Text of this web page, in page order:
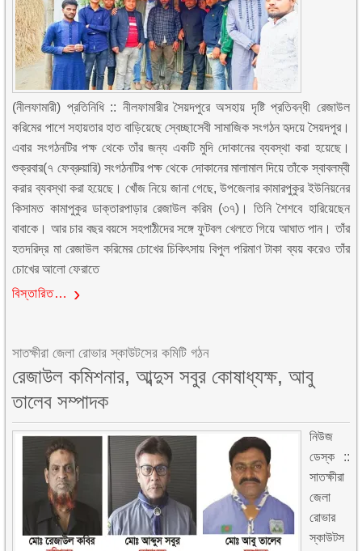
(নীলফামারী) প্রতিনিধি :: নীলফামারীর সৈয়দপুরে অসহায় দৃষ্টি প্রতিবন্ধী রেজাউল
করিমের পাশে সহায়তার হাত বাড়িয়েছে স্বেচ্ছাসেবী সামাজিক সংগঠন হৃদয়ে সৈয়দপুর।
এবার সংগঠনটির পক্ষ থেকে তাঁর জন্য একটি মুদি দোকানের ব্যবস্থা করা হয়েছে।
শুক্রবার(৭ ফেব্রুয়ারি) সংগঠনটির পক্ষ থেকে দোকানের মালামাল দিয়ে তাঁকে স্বাবলম্বী
করার ব্যবস্থা করা হয়েছে। খোঁজ নিয়ে জানা গেছে, উপজেলার কামারপুকুর ইউনিয়নের
কিসামত কামাপুকুর ডাক্তারপাড়ার রেজাউল করিম (৩৭)। তিনি শৈশবে হারিয়েছেন
বাবাকে। আর চার বছর বয়সে সহপাঠীদের সঙ্গে ফুটবল খেলতে গিয়ে আঘাত পান। তাঁর
হতদরিদ্র মা রেজাউল করিমের চোখের চিকিৎসায় বিপুল পরিমাণ টাকা ব্যয় করেও তাঁর
চোখের আলো ফেরাতে
বিস্তারিত…
সাতক্ষীরা জেলা রোভার স্কাউটসের কমিটি গঠন
রেজাউল কমিশনার, আব্দুস সবুর কোষাধ্যক্ষ, আবু
তালেব সম্পাদক
নিউজ
ডেস্ক ::
সাতক্ষীরা
জেলা
রোভার
স্কাউটস